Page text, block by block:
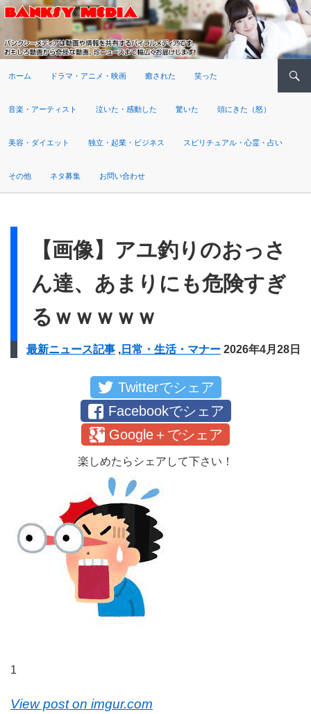
ホーム ドラマ・アニメ・映画 癒された 笑った
音楽・アーティスト 泣いた・感動した 驚いた 頭にきた（怒）
美容・ダイエット 独立・起業・ビジネス スピリチュアル・心霊・占い
その他 ネタ募集 お問い合わせ
【画像】アユ釣りのおっさ
ん達、あまりにも危険すぎ
るｗｗｗｗｗ
最新ニュース記事 , 日常・生活・マナー 2026年4月28日
Twitterでシェア
Facebookでシェア
Google＋でシェア
楽しめたらシェアして下さい！
1
View post on imgur.com